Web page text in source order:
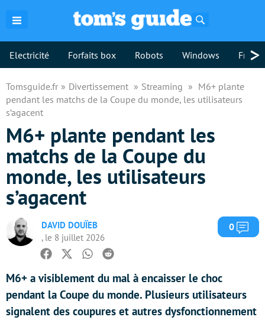
Electricité Forfaits box Robots Windows >
Tomsguide.fr Divertissement Streaming
M6+ plante
pendant les matchs de la Coupe du monde, les utilisateurs
s’agacent
M6+ plante pendant les
matchs de la Coupe du
monde, les utilisateurs
s’agacent
DAVID DOUÏEB
, le 8 juillet 2026
0
Facebook
TwitterWhatsapp
Reddit
M6+ a visiblement du mal à encaisser le choc
pendant la Coupe du monde. Plusieurs utilisateurs
signalent des coupures et autres dysfonctionnement